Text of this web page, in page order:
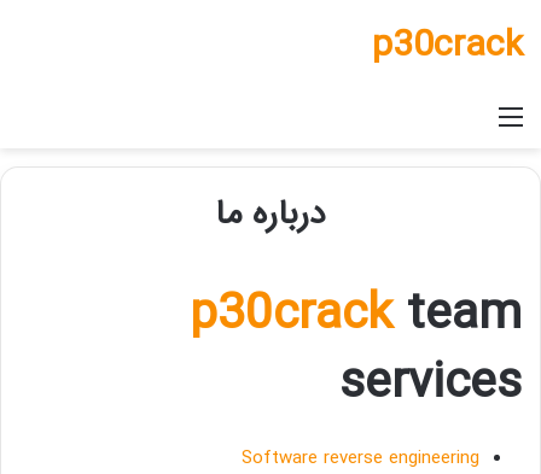
p30crack
منو
درباره ما
p30crackteam
services
Software reverse engineering